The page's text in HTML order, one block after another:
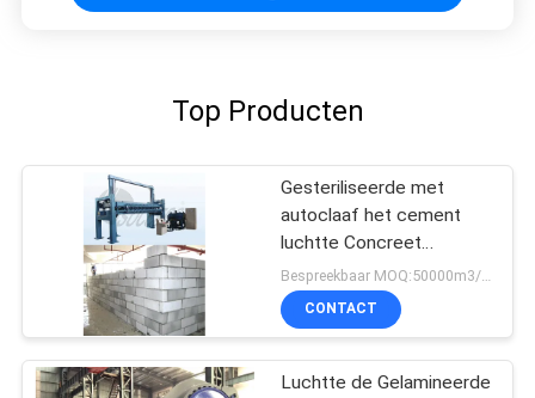
Top Producten
Gesteriliseerde met
autoclaaf het cement
luchtte Concreet
Productielijnaac Blok die
Installatie maken
Bespreekbaar MOQ:50000m3/year-300000m3/year
CONTACT
Luchtte de Gelamineerde